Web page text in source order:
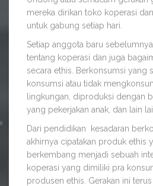
mereka dirikan toko koperasi
untuk gabung setiap hari.
Setiap anggota baru
tentang koperasi dan juga
secara ethis. Berkonsumsi yang
konsumsi atau tidak
lingkungan, diproduksi dengan
yang pekerjakan anak, dan lain
Dari pendidikan kesadaran
akhirnya cipatakan produk ethis
berkembang menjadi sebuah
koperasi yang dimiliki pra
produsen ethis. Gerakan ini